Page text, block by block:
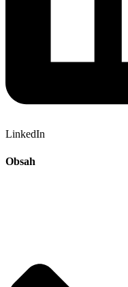
LinkedIn
Obsah